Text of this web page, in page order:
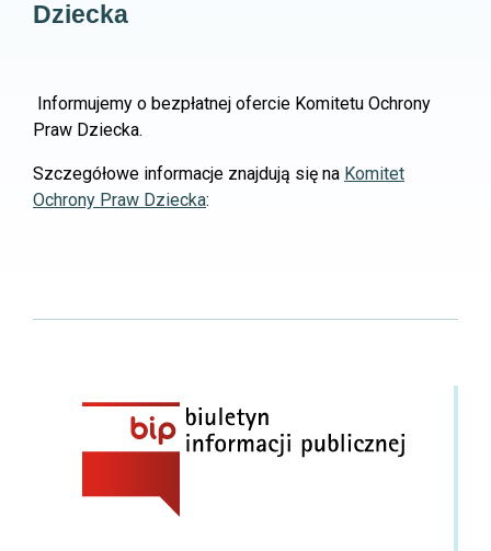
Dziecka
Informujemy o bezpłatnej ofercie Komitetu Ochrony
Praw Dziecka.
Szczegółowe informacje znajdują się na Komitet
Ochrony Praw Dziecka: